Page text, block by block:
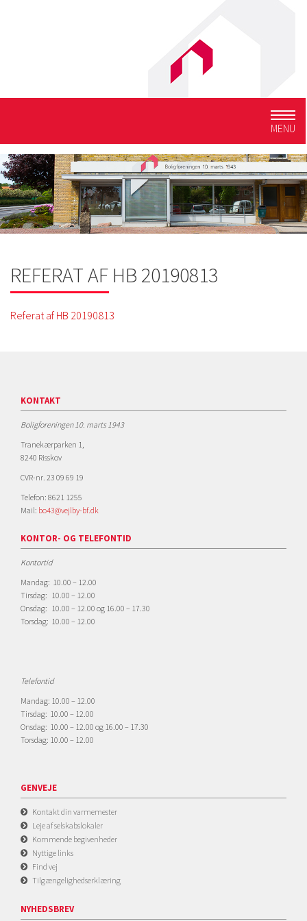
MENU
REFERAT AF HB 20190813
Referat af HB 20190813
KONTAKT
Boligforeningen 10. marts 1943
Tranekærparken 1,
8240 Risskov
CVR-nr. 23 09 69 19
Telefon: 8621 1255
Mail: bo43@vejlby-bf.dk
KONTOR- OG TELEFONTID
Kontortid
Mandag: 10.00 – 12.00
Tirsdag: 10.00 – 12.00
Onsdag: 10.00 – 12.00 og 16.00 – 17.30
Torsdag: 10.00 – 12.00
Telefontid
Mandag: 10.00 – 12.00
Tirsdag: 10.00 – 12.00
Onsdag: 10.00 – 12.00 og 16.00 – 17.30
Torsdag: 10.00 – 12.00
GENVEJE
Kontakt din varmemester
Leje af selskabslokaler
Kommende begivenheder
Nyttige links
Find vej
Tilgængelighedserklæring
NYHEDSBREV